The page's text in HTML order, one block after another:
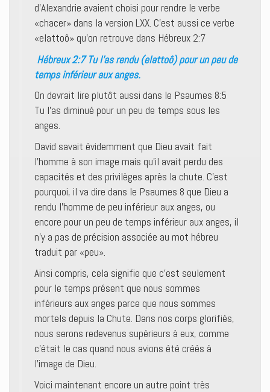
d’Alexandrie avaient choisi pour rendre le verbe
«chacer» dans la version LXX. C’est aussi ce verbe
«elattoô» qu’on retrouve dans Hébreux 2:7
Hébreux 2:7 Tu l’as rendu (elattoô) pour un peu de
temps inférieur aux anges.
On devrait lire plutôt aussi dans le Psaumes 8:5
Tu l’as diminué pour un peu de temps sous les
anges.
David savait évidemment que Dieu avait fait
l’homme à son image mais qu’il avait perdu des
capacités et des privilèges après la chute. C’est
pourquoi, il va dire dans le Psaumes 8 que Dieu a
rendu l’homme de peu inférieur aux anges, ou
encore pour un peu de temps inférieur aux anges, il
n’y a pas de précision associée au mot hébreu
traduit par «peu».
Ainsi compris, cela signifie que c’est seulement
pour le temps présent que nous sommes
inférieurs aux anges parce que nous sommes
mortels depuis la Chute. Dans nos corps glorifiés,
nous serons redevenus supérieurs à eux, comme
c’était le cas quand nous avions été créés à
l’image de Dieu.
Voici maintenant encore un autre point très